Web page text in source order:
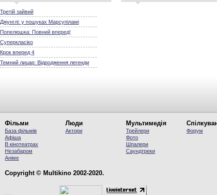
Третій зайвий
Джунглі: у пошуках Марсупіламі
Попелюшка: Повний вперед!
Суперкласіко
Крок вперед 4
Темний лицар: Відродження легенди
Фільми
База фільмів
Афіша
В кінотеатрах
Незабаром
Аніме
Люди
Актори
Мультимедія
Трейлери
Фото
Шпалери
Саундтреки
Форум
Copyright © Multikino 2002-2020.